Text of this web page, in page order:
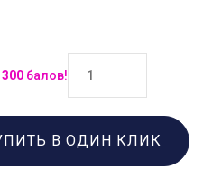
300 балов!
В ОДИН КЛИК